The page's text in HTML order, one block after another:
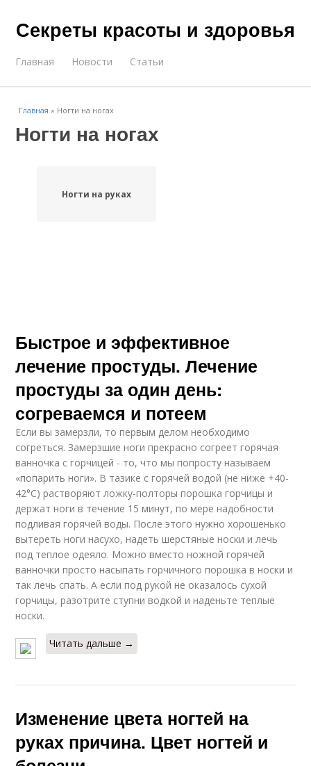
Секреты красоты и здоровья
Главная Новости Статьи
Главная » Ногти на ногах
Ногти на ногах
Ногти на руках
Быстрое и эффективное
лечение простуды. Лечение
простуды за один день:
согреваемся и потеем
Если вы замерзли, то первым делом необходимо
согреться. Замерзшие ноги прекрасно согреет горячая
ванночка с горчицей - то, что мы попросту называем
«попарить ноги». В тазике с горячей водой (не ниже +40-
42°С) растворяют ложку-полторы порошка горчицы и
держат ноги в течение 15 минут, по мере надобности
подливая горячей воды. После этого нужно хорошенько
вытереть ноги насухо, надеть шерстяные носки и лечь
под теплое одеяло. Можно вместо ножной горячей
ванночки просто насыпать горчичного порошка в носки и
так лечь спать. А если под рукой не оказалось сухой
горчицы, разотрите ступни водкой и наденьте теплые
носки.
Читать дальше →
Изменение цвета ногтей на
руках причина. Цвет ногтей и